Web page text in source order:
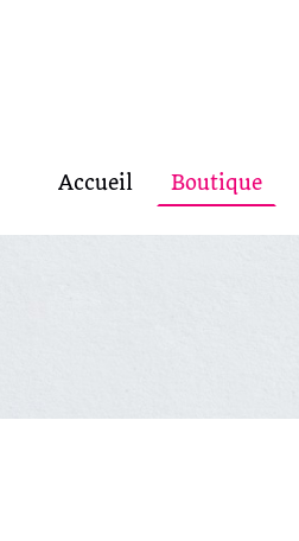
Accueil Boutique